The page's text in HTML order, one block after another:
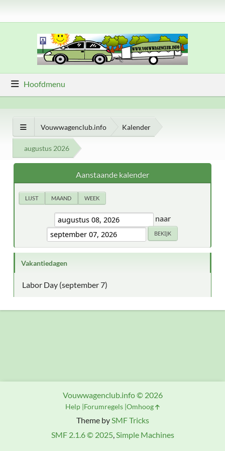
Hoofdmenu
Vouwwagenclub.info Kalender
augustus 2026
Aanstaande kalender
LIJST MAAND WEEK
naar
Vakantiedagen
Labor Day (september 7)
Theme bySMF Tricks
SMF 2.1.6 © 2025,Simple Machines
Vouwwagenclub.info © 2026
Help Forumregels Omhoog